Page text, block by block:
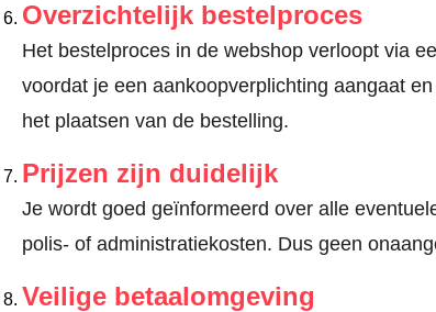
Overzichtelijk bestelproces
Het bestelproces in de webshop verloopt via
voordat je een aankoopverplichting aangaat
het plaatsen van de bestelling.
Prijzen zijn duidelijk
Je wordt goed geïnformeerd over alle
polis- of administratiekosten. Dus geen
Veilige betaalomgeving